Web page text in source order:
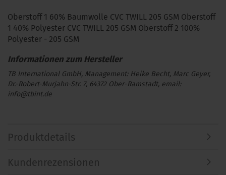
Oberstoff 1 60% Baumwolle CVC TWILL 205 GSM Oberstoff
1 40% Polyester CVC TWILL 205 GSM Oberstoff 2 100%
Polyester - 205 GSM
TB International GmbH, Management: Heike Becht, Marc Geyer,
Dr.-Robert-Murjahn-Str. 7, 64372 Ober-Ramstadt, email:
info@tbint.de
Produktdetails
Kundenrezensionen